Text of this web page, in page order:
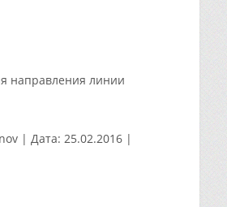
направления линии
| Дата: 25.02.2016 |